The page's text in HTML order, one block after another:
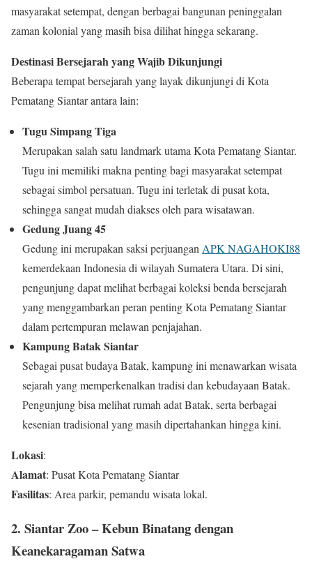
masyarakat setempat, dengan berbagai bangunan peninggalan
zaman kolonial yang masih bisa dilihat hingga sekarang.
Destinasi Bersejarah yang Wajib Dikunjungi
Beberapa tempat bersejarah yang layak dikunjungi di Kota
Pematang Siantar antara lain:
Tugu Simpang Tiga
Merupakan salah satu landmark utama Kota Pematang Siantar.
Tugu ini memiliki makna penting bagi masyarakat setempat
sebagai simbol persatuan. Tugu ini terletak di pusat kota,
sehingga sangat mudah diakses oleh para wisatawan.
Gedung Juang 45
Gedung ini merupakan saksi perjuanganAPK NAGAHOKI88
kemerdekaan Indonesia di wilayah Sumatera Utara. Di sini,
pengunjung dapat melihat berbagai koleksi benda bersejarah
yang menggambarkan peran penting Kota Pematang Siantar
dalam pertempuran melawan penjajahan.
Kampung Batak Siantar
Sebagai pusat budaya Batak, kampung ini menawarkan wisata
sejarah yang memperkenalkan tradisi dan kebudayaan Batak.
Pengunjung bisa melihat rumah adat Batak, serta berbagai
kesenian tradisional yang masih dipertahankan hingga kini.
Lokasi:
Alamat: Pusat Kota Pematang Siantar
Fasilitas: Area parkir, pemandu wisata lokal.
2. Siantar Zoo – Kebun Binatang dengan
Keanekaragaman Satwa